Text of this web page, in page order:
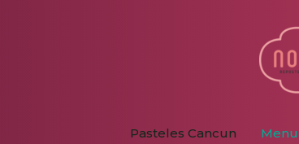
Pasteles Cancun Menu